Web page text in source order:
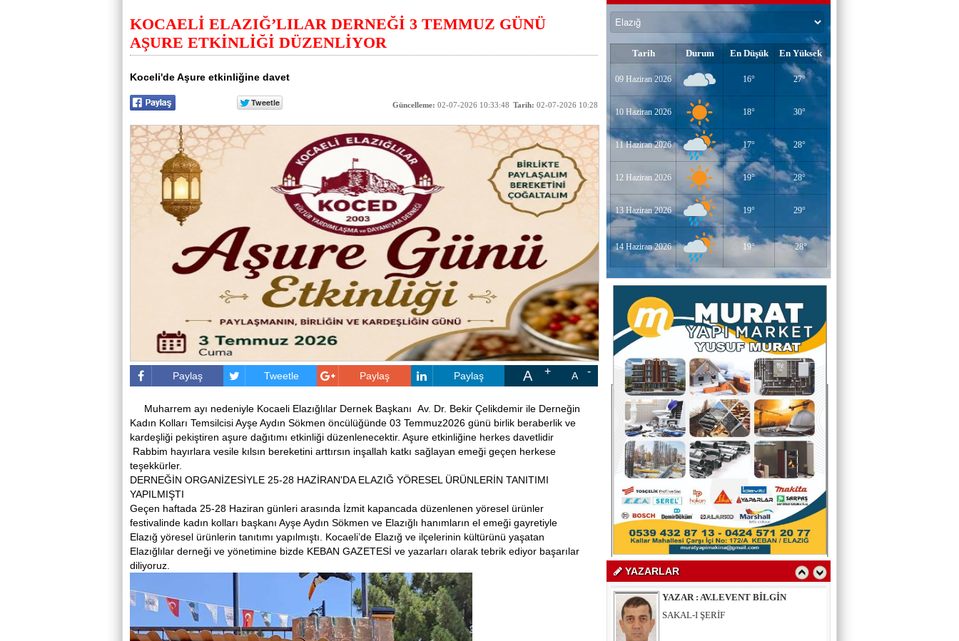
KOCAELİ ELAZIĞ’LILAR DERNEĞİ 3 TEMMUZ GÜNÜ
AŞURE ETKİNLİĞİ DÜZENLİYOR
Koceli'de Aşure etkinliğine davet
Güncelleme: 02-07-2026 10:33:48 Tarih: 02-07-2026 10:28
Paylaş Tweetle Paylaş Paylaş A A
Muharrem ayı nedeniyle Kocaeli Elazığlılar Dernek Başkanı Av. Dr. Bekir Çelikdemir ile Derneğin
Kadın Kolları Temsilcisi Ayşe Aydın Sökmen öncülüğünde 03 Temmuz2026 günü birlik beraberlik ve
kardeşliği pekiştiren aşure dağıtımı etkinliği düzenlenecektir. Aşure etkinliğine herkes davetlidir
Rabbim hayırlara vesile kılsın bereketini arttırsın inşallah katkı sağlayan emeği geçen herkese
teşekkürler.
DERNEĞİN ORGANİZESİYLE 25-28 HAZİRAN'DA ELAZIĞ YÖRESEL ÜRÜNLERİN TANITIMI
YAPILMIŞTI
Geçen haftada 25-28 Haziran günleri arasında İzmit kapancada düzenlenen yöresel ürünler
festivalinde kadın kolları başkanı Ayşe Aydın Sökmen ve Elazığlı hanımların el emeği gayretiyle
Elazığ yöresel ürünlerin tanıtımı yapılmıştı. Kocaeli’de Elazığ ve ilçelerinin kültürünü yaşatan
Elazığlılar derneği ve yönetimine bizde KEBAN GAZETESİ ve yazarları olarak tebrik ediyor başarılar
diliyoruz.
Tarih Durum En Düşük En Yüksek
09 Haziran 2026 16° 27°
10 Haziran 2026 18° 30°
11 Haziran 2026 17° 28°
12 Haziran 2026 19° 28°
13 Haziran 2026 19° 29°
14 Haziran 2026 19° 28°
YAZARLAR
YAZAR-ŞAİR MİRAÇ DOĞAN
Mavi Işık İnsanları
EĞİTİMCİ-YAZAR TUNER
YERLİKAYA
ENGELLİ İNSANLARIN ENGELLİ
YERİNE FAZLA BAKMAK
EĞİTİMCİ - YAZAR : MİDRAN YOKUŞ
DİKİLİ TAŞLAR - 8
EĞİTİMCİ - YAZAR : PROF.DR.
RAMAZAN DEMİR
Gazi Paşa’nın Açtığı Yolda Dünya
Şampiyonluğu
YAZAR : CEM BAYINDIR
BEDRETTİN CÖMERT (1940-1978)
ÜZERİNE
YAZAR : ALİ OĞUZ
“BEN YUNUSUM OKYANUSLARDAN
GELİYORUM”
YAZAR : SELAHATTİN YALÇINER
YAZAR : AV.LEVENT BİLGİN
SAKAL-I ŞERİF
HALK ŞAİRİ : AHMET DEMİR
KEBAN’A YOLCULUK